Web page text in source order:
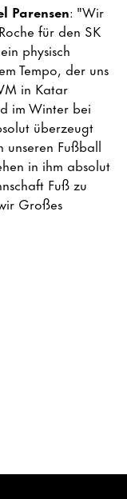
Parensen: "Wir
für den SK
physisch
Tempo, der uns
in Katar
im Winter bei
überzeugt
Fußball
in ihm absolut
Fuß zu
Großes